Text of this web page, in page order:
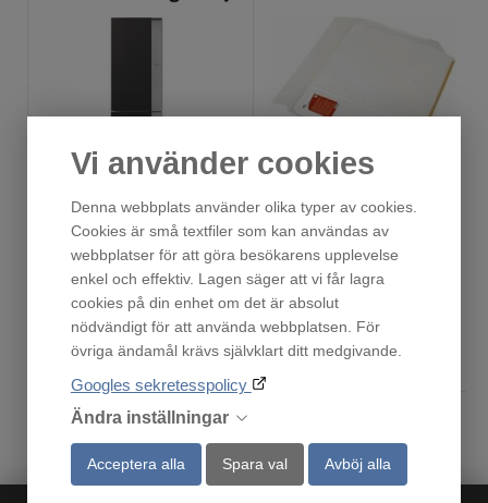
Vi använder cookies
Denna webbplats använder olika typer av cookies.
Cookies är små textfiler som kan användas av
webbplatser för att göra besökarens upplevelse
enkel och effektiv. Lagen säger att vi får lagra
cookies på din enhet om det är absolut
nödvändigt för att använda webbplatsen. För
övriga ändamål krävs självklart ditt medgivande.
Googles sekretesspolicy
Ändra inställningar
Acceptera alla Spara val Avböj alla
Fåtal i lager!
799
Köp
Finns i lager!
219
Köp